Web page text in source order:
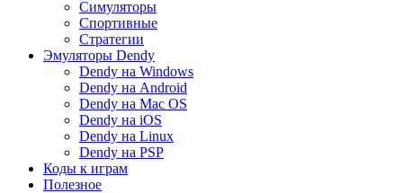
Симуляторы
Спортивные
Стратегии
Эмуляторы Dendy
Dendy на Windows
Dendy на Android
Dendy на Mac OS
Dendy на iOS
Dendy на Linux
Dendy на PSP
Коды к играм
Полезное